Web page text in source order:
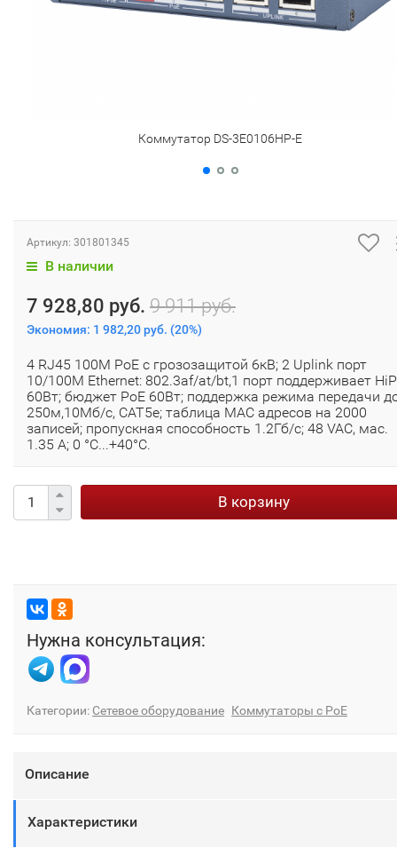
Коммутатор DS-3E0106HP-E
Артикул: 301801345
В наличии
7 928,80 руб. 9 911 руб.
Экономия: 1 982,20 руб. (20%)
4 RJ45 100M PoE с грозозащитой 6кВ; 2 Uplink порт
10/100M Ethernet: 802.3af/at/bt,1 порт поддерживает
60Вт; бюджет PoE 60Вт; поддержка режима передачи
250м,10Мб/с, CAT5e; таблица MAC адресов на 2000
записей; пропускная способность 1.2Гб/с; 48 VAC, мас.
1.35 A; 0 °C...+40°C.
В корзину
Нужна консультация:
Категории: Сетевое оборудование Коммутаторы с PoE
Описание
Характеристики